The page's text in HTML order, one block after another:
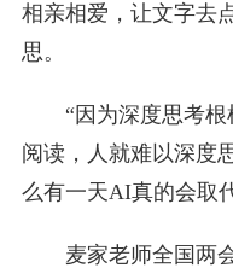
相亲相爱，让文字去
思。
“因为深度思考
阅读，人就难以深度
么有一天AI真的会取
麦家老师全国两